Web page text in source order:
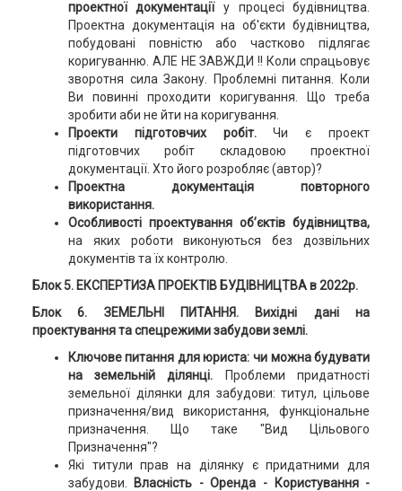
проектної документації у процесі будівництва.
Проектна документація на об'єкти будівництва,
побудовані повністю або частково підлягає
коригуванню. АЛЕ НЕ ЗАВЖДИ !! Коли спрацьовує
зворотня сила Закону. Проблемні питання. Коли
Ви повинні проходити коригування. Що треба
зробити аби не йти на коригування.
Проекти підготовчих робіт.Чи є проект
підготовчих робіт складовою проектної
документації. Хто його розробляє (автор)?
Проектна документація повторного
використання.
Особливості проектування об’єктів будівництва,
на яких роботи виконуються без дозвільних
документів та їх контролю.
Блок 5. ЕКСПЕРТИЗА ПРОЕКТІВ БУДІВНИЦТВА в 2022р.
Блок 6. ЗЕМЕЛЬНІ ПИТАННЯ. Вихідні дані на
проектування та спецрежими забудови землі.
Ключове питання для юриста: чи можна будувати
на земельній ділянці. Проблеми придатності
земельної ділянки для забудови: титул, цільове
призначення/вид використання, функціональне
призначення. Що таке "Вид Цільового
Призначення"?
Які титули прав на ділянку є придатними для
забудови. Власність - Оренда - Користування -